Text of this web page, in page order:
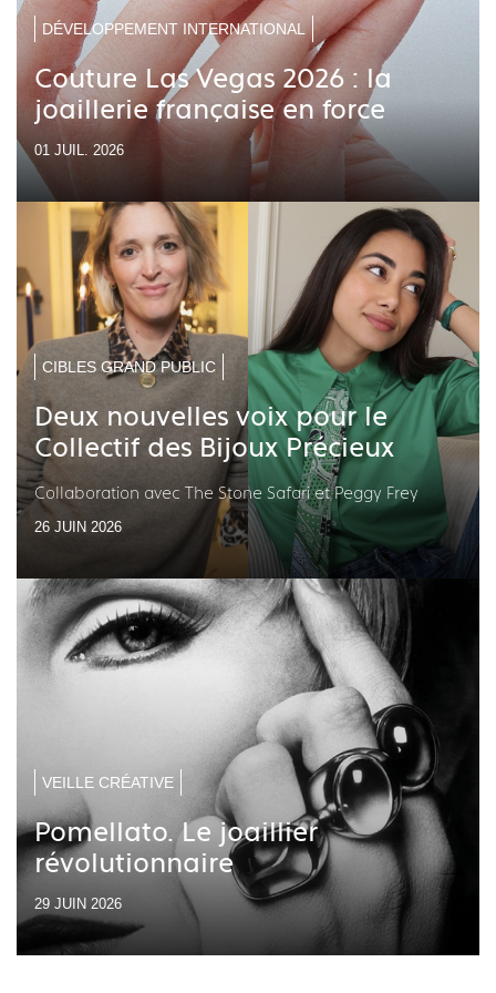
DÉVELOPPEMENT INTERNATIONAL
Couture Las Vegas 2026 : la
joaillerie française en force
01 JUIL. 2026
CIBLES GRAND PUBLIC
Deux nouvelles voix pour le
Collectif des Bijoux Précieux
Collaboration avec The Stone Safari et Peggy Frey
26 JUIN 2026
VEILLE CRÉATIVE
Pomellato. Le joaillier
révolutionnaire
29 JUIN 2026